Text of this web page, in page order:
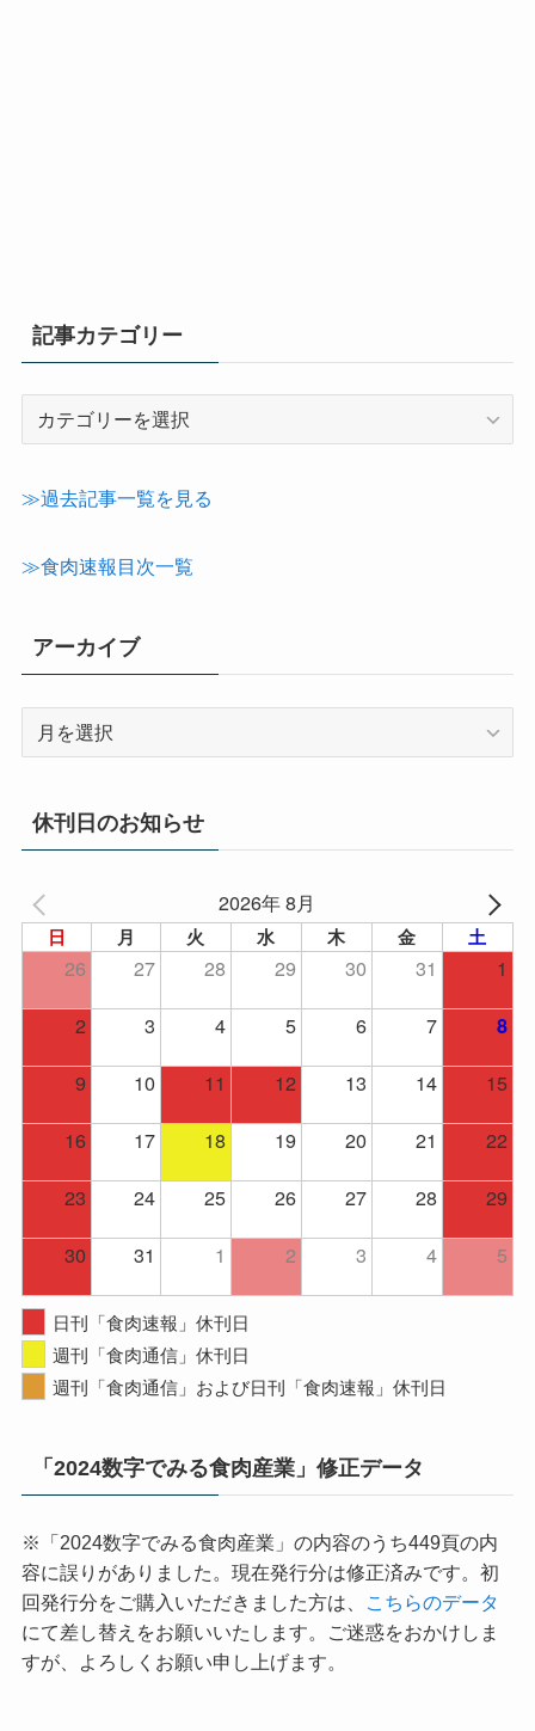
記事カテゴリー
テ
≫過去記事一覧を見る
≫食肉速報目次一覧
アーカイブ
イ
ブ
休刊日のお知らせ
2026年 8月
日 月 火 水 木 金 土
26 27 28 29 30 31
1
2
3 4 5 6 7 8
9 10 11 12 13 14
15
16
17 18 19 20 21
22
23
24 25 26 27 28
29
30
31 1 2 3 4 5
日刊「食肉速報」休刊日
週刊「食肉通信」休刊日
週刊「食肉通信」および日刊「食肉速報」休刊日
「2024数字でみる食肉産業」修正データ
※「2024数字でみる食肉産業」の内容のうち449頁の内
容に誤りがありました。現在発行分は修正済みです。初
回発行分をご購入いただきました方は、
こちらのデータ
にて差し替えをお願いいたします。ご迷惑をおかけしま
すが、よろしくお願い申し上げます。